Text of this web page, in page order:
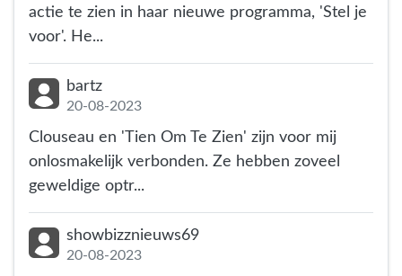
actie te zien in haar nieuwe programma, 'Stel je
voor'. He...
bartz
20-08-2023
Clouseau en 'Tien Om Te Zien' zijn voor mij
onlosmakelijk verbonden. Ze hebben zoveel
geweldige optr...
showbizznieuws69
20-08-2023